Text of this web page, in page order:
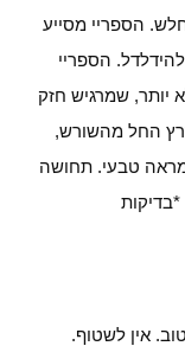
הספריי מסייע
הספריי
יותר, שמרגיש חזק
החל מהשורש,
ומרקם במראה טבעי. תחושה
אין לשטוף.